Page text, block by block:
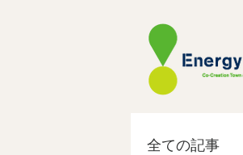
全ての記事